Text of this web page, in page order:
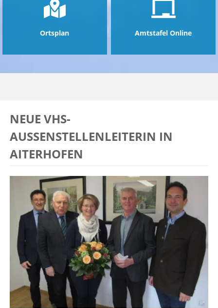
Ortsplan Amtstafel Online
NEUE VHS-
AUSSENSTELLENLEITERIN IN A
ITERHOFEN